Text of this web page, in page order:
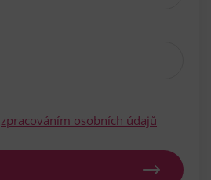
zpracováním osobních údajů